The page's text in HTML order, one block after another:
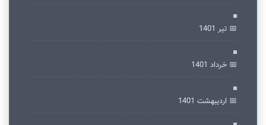
📅 تير 1401
📅 خرداد 1401
📅 ارديبهشت 1401